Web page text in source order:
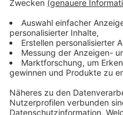
Alles was ihr dafür
Anzeige
2Pappteller* Ø 26
Kleber, Schere,
Permanent Marker
Filzstift)